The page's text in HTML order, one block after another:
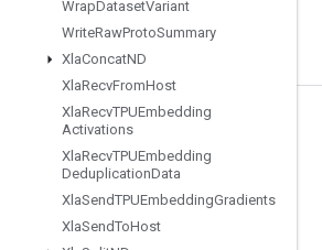
WrapDatasetVariant
WriteRawProtoSummary
XlaConcatND
XlaRecvFromHost
XlaRecvTPUEmbedding
Activations
XlaRecvTPUEmbedding
DeduplicationData
XlaSendTPUEmbeddingGradients
XlaSendToHost
Pozostawaj w kontakcie
Forum
GitHub